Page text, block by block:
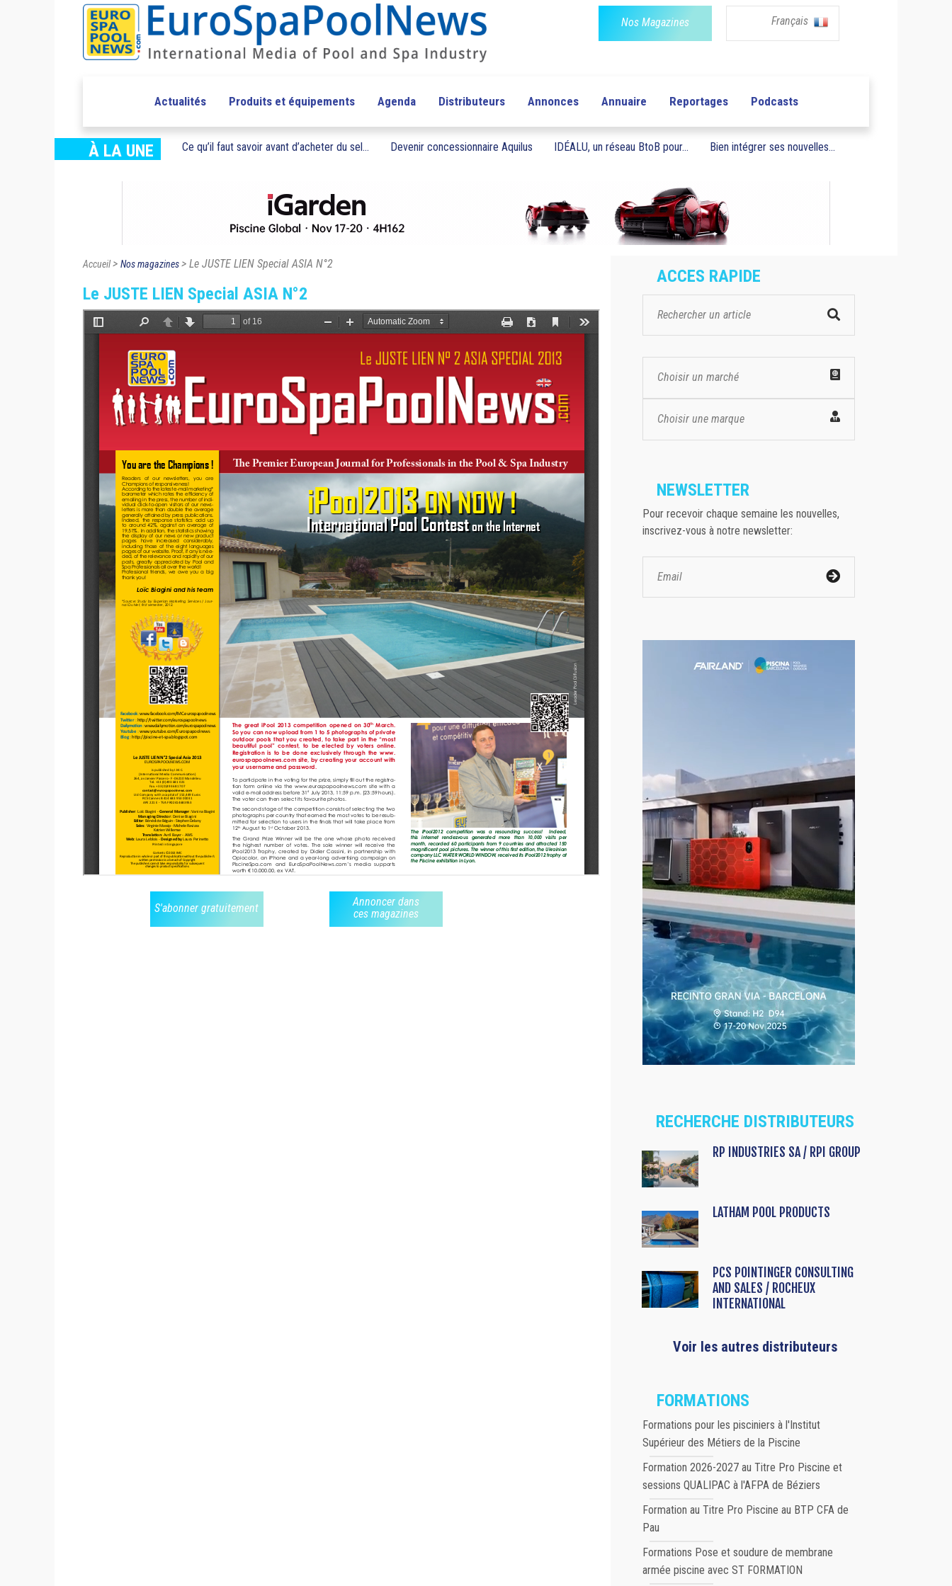
Nos Magazines Français
Actualités Produits et équipements Agenda Distributeurs Annonces Annuaire Reportages Podcasts
À LA UNE Ce qu’il faut savoir avant d’acheter du sel... Devenir concessionnaire Aquilus IDÉALU, un réseau BtoB pour... Bien intégrer ses nouvelles...
Accueil> Nos magazines> Le JUSTE LIEN Special ASIA N°2
Le JUSTE LIEN Special ASIA N°2
S'abonner gratuitement
Annoncer dans
ces magazines
ACCES RAPIDE
Choisir un marché
Choisir une marque
NEWSLETTER
Pour recevoir chaque semaine les nouvelles,
inscrivez-vous à notre newsletter:
RECHERCHE DISTRIBUTEURS
RP INDUSTRIES SA / RPI GROUP
LATHAM POOL PRODUCTS
PCS POINTINGER CONSULTING
AND SALES / ROCHEUX
INTERNATIONAL
Voir les autres distributeurs
FORMATIONS
Formations pour les pisciniers à l'Institut
Supérieur des Métiers de la Piscine
Formation 2026-2027 au Titre Pro Piscine et
sessions QUALIPAC à l'AFPA de Béziers
Formation au Titre Pro Piscine au BTP CFA de
Pau
Formations Pose et soudure de membrane
armée piscine avec ST FORMATION